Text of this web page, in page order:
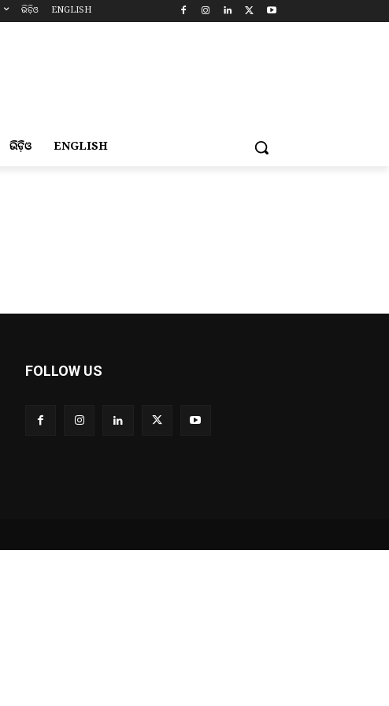
ଭିଡ଼ିଓ ENGLISH
ଭିଡ଼ିଓ ENGLISH
FOLLOW US